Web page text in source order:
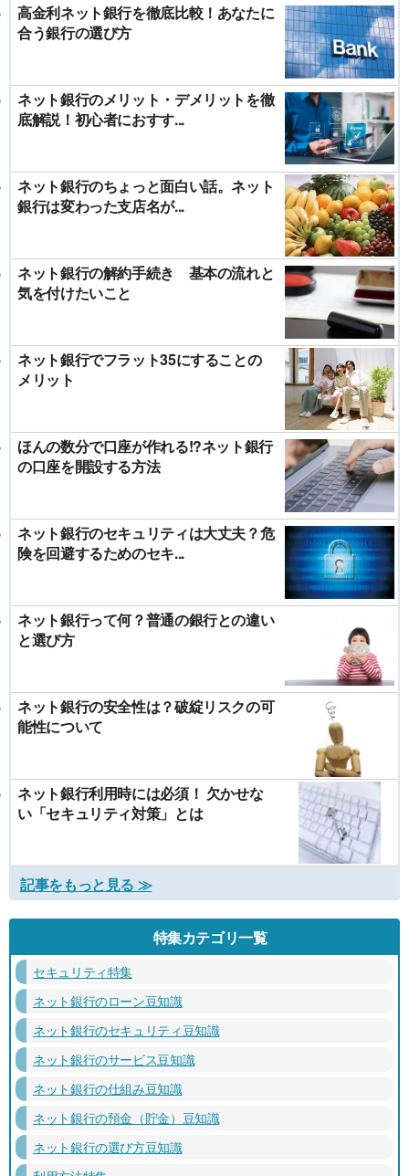
高金利ネット銀行を徹底比較！あなたに
合う銀行の選び方
ネット銀行のメリット・デメリットを徹
底解説！初心者におすす...
ネット銀行のちょっと面白い話。ネット
銀行は変わった支店名が...
ネット銀行の解約手続き 基本の流れと
気を付けたいこと
ネット銀行でフラット35にすることの
メリット
ほんの数分で口座が作れる!?ネット銀行
の口座を開設する方法
ネット銀行のセキュリティは大丈夫？危
険を回避するためのセキ...
ネット銀行って何？普通の銀行との違い
と選び方
ネット銀行の安全性は？破綻リスクの可
能性について
ネット銀行利用時には必須！ 欠かせな
い「セキュリティ対策」とは
記事をもっと見る ≫
特集カテゴリ一覧
セキュリティ特集
ネット銀行のローン豆知識
ネット銀行のセキュリティ豆知識
ネット銀行のサービス豆知識
ネット銀行の仕組み豆知識
ネット銀行の預金（貯金）豆知識
ネット銀行の選び方豆知識